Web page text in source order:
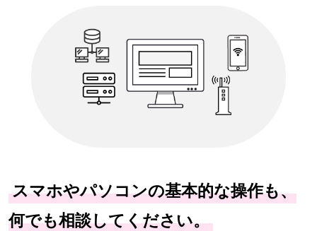
スマホやパソコンの基本的な操作も、
何でも相談してください。